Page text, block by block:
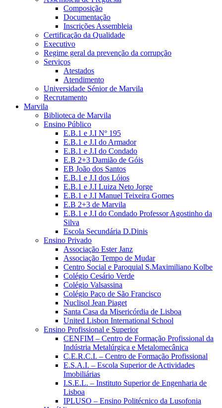
Composição
Documentação
Inscrições Assembleia
Certificação da Qualidade
Executivo
Regime geral da prevenção da corrupção
Serviços
Atestados
Atendimento
Universidade Sénior de Marvila
Recrutamento
Marvila
Biblioteca de Marvila
Ensino Público
E.B.1 e J.I Nº 195
E.B.1 e J.I do Armador
E.B.1 e J.I do Condado
E.B 2+3 Damião de Góis
EB João dos Santos
E.B.1 e J.I dos Lóios
E.B.1 e J.I Luiza Neto Jorge
E.B.1 e J.I Manuel Teixeira Gomes
E.B 2+3 de Marvila
E.B.1 e J.I do Condado Professor Agostinho da
Silva
Escola Secundária D.Dinis
Ensino Privado
Associação Ester Janz
Associação Tempo de Mudar
Centro Social e Paroquial S.Maximiliano Kolbe
Colégio Cesário Verde
Colégio Valsassina
Colégio Paço de São Francisco
Nuclisol Jean Piaget
Santa Casa da Misericórdia de Lisboa
United Lisbon International School
Ensino Profissional e Superior
CENFIM – Centro de Formação Profissional da
Indústria Metalúrgica e Metalomecânica
C.E.R.C.I. – Centro de Formação Profissional
E.S.A.I. – Escola Superior de Actividades
Imobiliárias
I.S.E.L. – Instituto Superior de Engenharia de
Lisboa
IPLUSO – Ensino Politécnico da Lusofonia